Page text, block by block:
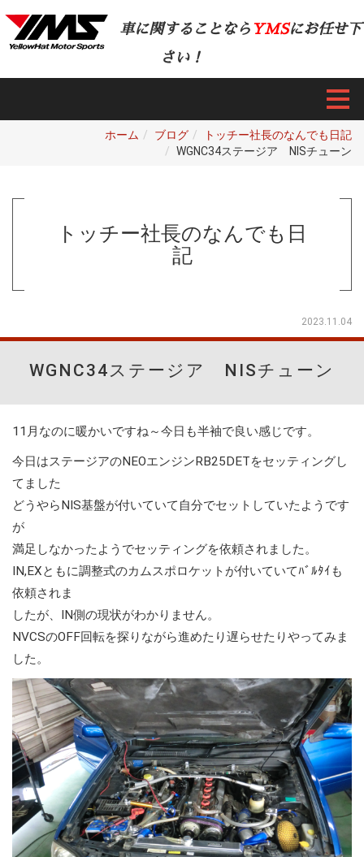
車に関することなら YMSにお任せ下
さい！
ホーム ブログ
トッチー社長のなんでも日記
WGNC34ステージア NISチューン
トッチー社長のなんでも日
記
2023.11.04
WGNC34ステージア NISチューン
11月なのに暖かいですね～今日も半袖で良い感じです。
今日はステージアのNEOエンジンRB25DETをセッティングし
てました
どうやらNIS基盤が付いていて自分でセットしていたようです
が
満足しなかったようでセッティングを依頼されました。
IN,EXともに調整式のカムスポロケットが付いていてﾊﾞﾙﾀｲも
依頼されま
したが、IN側の現状がわかりません。
NVCSのOFF回転を探りながら進めたり遅らせたりやってみま
した。